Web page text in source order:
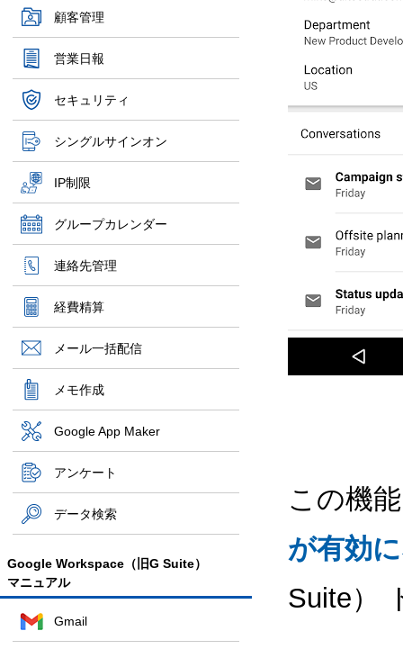
顧客管理
営業日報
セキュリティ
シングルサインオン
IP制限
グループカレンダー
連絡先管理
経費精算
メール一括配信
メモ作成
Google App Maker
アンケート
データ検索
Google Workspace（旧G Suite）
マニュアル
Gmail
この機
が有効
Suite）